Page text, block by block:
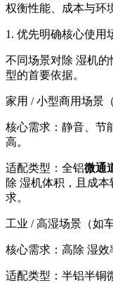
权衡性能、成本与环
1. 优先明确核心使用
不同场景对除 湿机
型的首要依据。
家用 / 小型商用场景
核心需求：静音、节
高。
适配类型：全铝微通
除 湿机体积，且成
求。
工业 / 高湿场景（如
核心需求：高除 湿效
适配类型：半铝半铜